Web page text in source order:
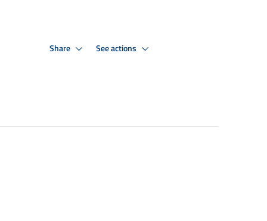
Share See actions